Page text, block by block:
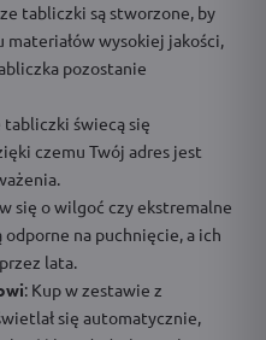
tabliczki są stworzone, by
wysokiej jakości,
pozostanie
tabliczki świecą się
czemu Twój adres jest
się o wilgoć czy ekstremalne
na puchnięcie, a ich
lata.
: Kup w zestawie z
się automatycznie,